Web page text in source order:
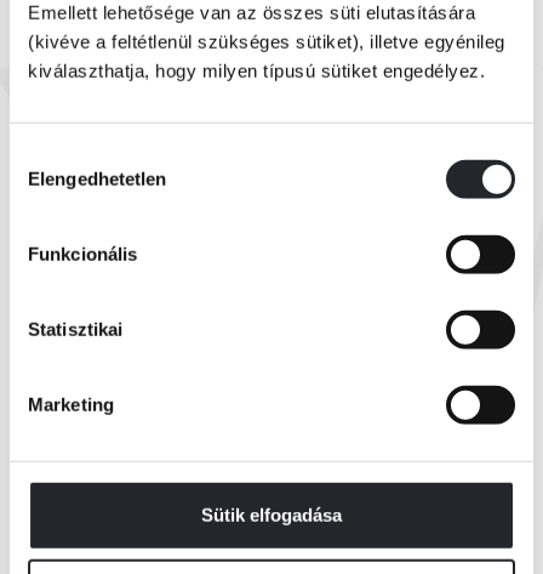
Emellett lehetősége van az összes süti elutasítására
(kivéve a feltétlenül szükséges sütiket), illetve egyénileg
kiválaszthatja, hogy milyen típusú sütiket engedélyez.
kiválasztása
Elengedhetetlen
Funkcionális
Statisztikai
Marketing
Sütik elfogadása
Készleten
Összes könyv